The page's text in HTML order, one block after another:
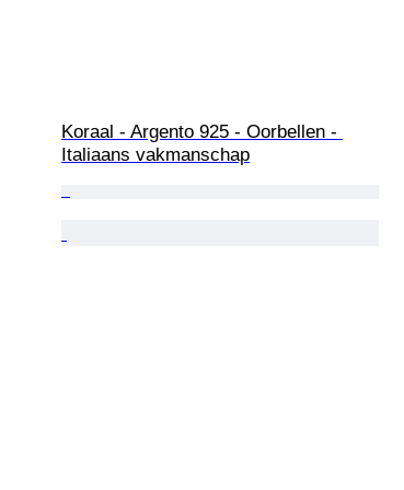
Koraal - Argento 925 - Oorbellen -
Italiaans vakmanschap